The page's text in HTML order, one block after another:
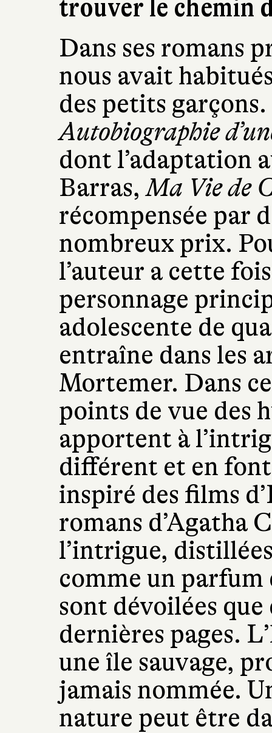
trouver le chemin
Dans ses romans
nous avait
des petits
Autobiographie
dont l’adaptation
Barras,Ma Vie de
récompensée par
nombreux prix.
l’auteur a cette
personnage
adolescente de
entraîne dans les
Mortemer. Dans
points de vue des
apportent à
différent et en
inspiré des films
romans d’Agatha
l’intrigue,
comme un parfum
sont dévoilées
dernières pages.
une île sauvage,
jamais nommée.
nature peut être